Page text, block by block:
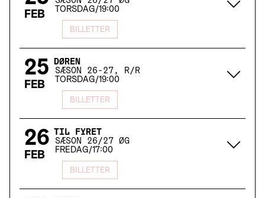
FEB
TORSDAG/19:00
BILLETTER
25
FEB
DØREN
SÆSON 26-27, R/R
TORSDAG/19:00
BILLETTER
26
FEB
TIL FYRET
SÆSON 26/27 ØG
FREDAG/17:00
BILLETTER